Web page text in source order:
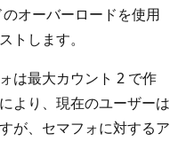
のオーバーロードを使用
トします。
は最大カウント 2 で作
より、現在のユーザーは
が、セマフォに対するア